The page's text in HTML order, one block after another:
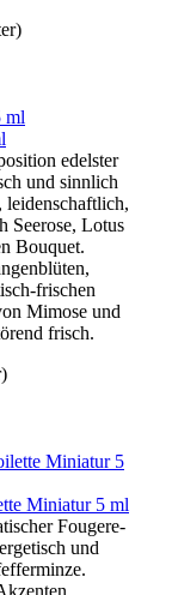
edelster
und sinnlich
leidenschaftlich,
Seerose, Lotus
Bouquet.
frischen
Mimose und
frisch.
Miniatur 5 ml
Fougere-
und